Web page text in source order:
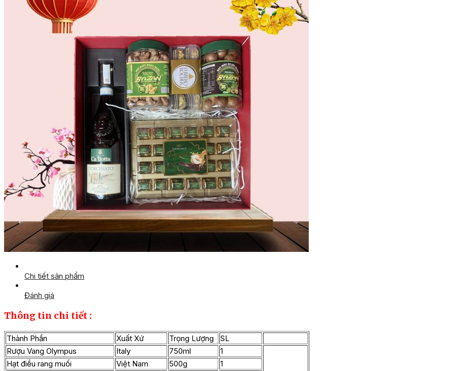
Chi tiết sản phẩm
Đánh giá
Thông tin chi tiết :
Thành Phần Xuất Xứ Trọng Lượng
SL
Rượu Vang Olympus
Italy 750ml 1
Hạt điều rang muối Việt Nam 500g
1